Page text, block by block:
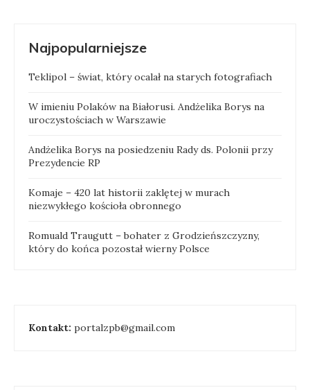
Najpopularniejsze
Teklipol – świat, który ocalał na starych fotografiach
W imieniu Polaków na Białorusi. Andżelika Borys na
uroczystościach w Warszawie
Andżelika Borys na posiedzeniu Rady ds. Polonii przy
Prezydencie RP
Komaje – 420 lat historii zaklętej w murach
niezwykłego kościoła obronnego
Romuald Traugutt – bohater z Grodzieńszczyzny,
który do końca pozostał wierny Polsce
Kontakt: portalzpb@gmail.com